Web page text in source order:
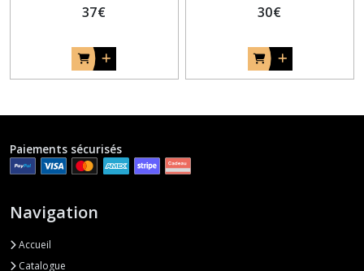
37€ 30€
Paiements sécurisés
Navigation
Accueil
Catalogue